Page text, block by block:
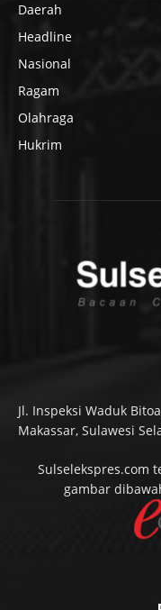
Daerah
Headline
Nasional
Ragam
Olahraga
Hukrim
Jl. Inspeksi Waduk
Makassar, Sulawesi
Sulselekspres.com
gambar